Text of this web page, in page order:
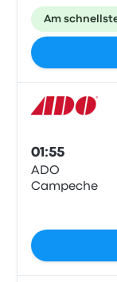
Am
01:55
ADO
Campeche